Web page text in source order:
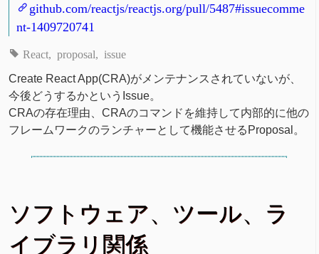
github.com/reactjs/reactjs.org/pull/5487#issuecomme
nt-1409720741
React proposal issue
Create React App(CRA)がメンテナンスされていないが、
今後どうするかというIssue。
CRAの存在理由、CRAのコマンドを維持して内部的に他の
フレームワークのランチャーとして機能させるProposal。
ソフトウェア、ツール、ラ
イブラリ関係